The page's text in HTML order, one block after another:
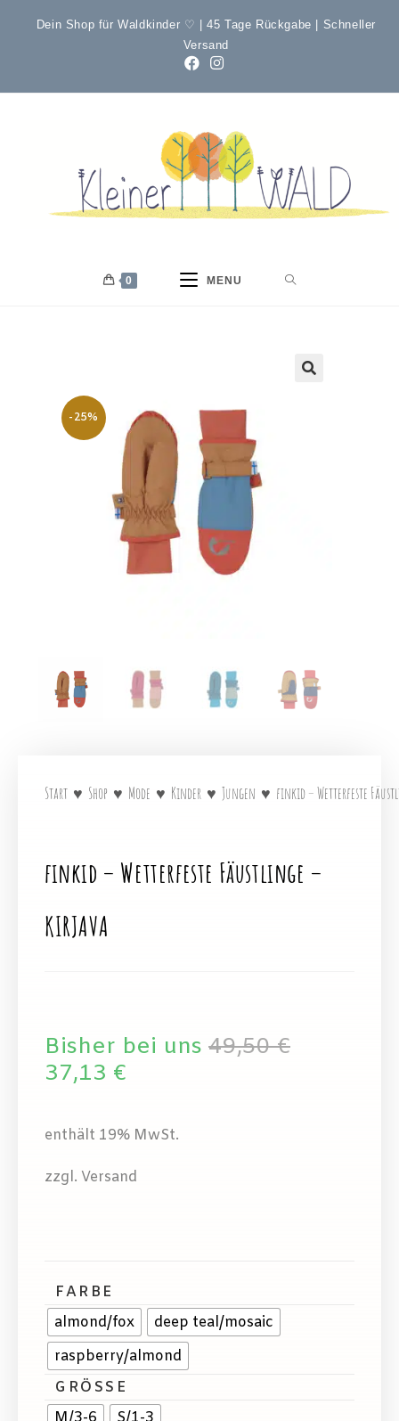
Dein Shop für Waldkinder ♡ | 45 Tage Rückgabe | Schneller
Versand
0 MENU
-25%
Start ♥ Shop ♥ Mode ♥ Kinder ♥ Jungen ♥ finkid – Wetterfeste
finkid – Wetterfeste Fäustlinge –
KIRJAVA
Bisher bei uns 49,50€
37,13 €
enthält 19% MwSt.
zzgl. Versand
FARBE
almond/fox
deep teal/mosaic
raspberry/almond
GRÖSSE